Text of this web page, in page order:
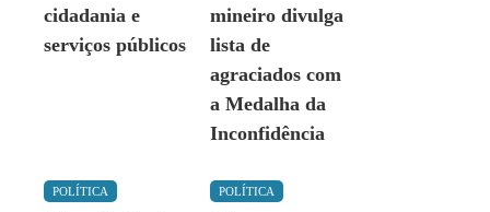
cidadania e
serviços públicos
mineiro divulga
lista de
agraciados com
a Medalha da
Inconfidência
POLÍTICA POLÍTICA